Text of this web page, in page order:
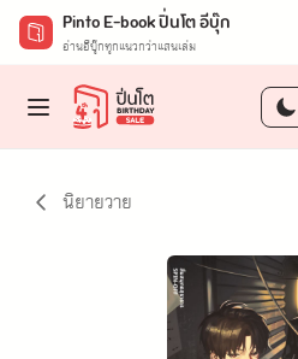
Pinto E-book ปิ่นโต อีบุ๊ก
อ่านอีบุ๊กทุกแนวกว่าแสนเล่ม
นิยายวาย